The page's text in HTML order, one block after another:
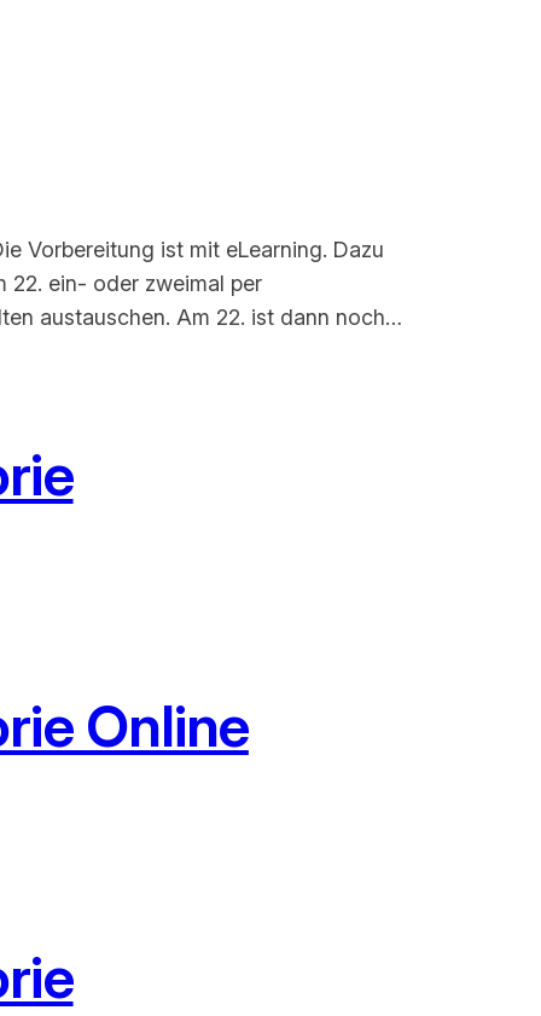
Vorbereitung ist mit eLearning. Dazu
22. ein- oder zweimal per
austauschen. Am 22. ist dann noch…
Online